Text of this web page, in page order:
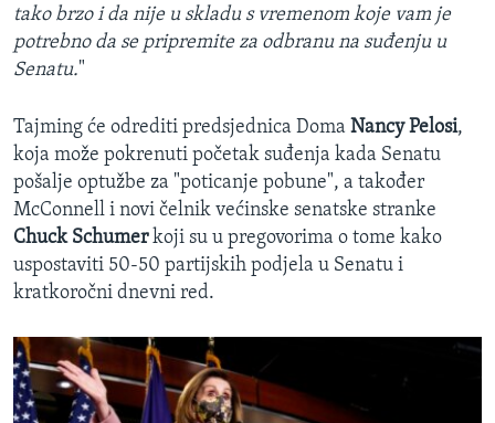
tako brzo i da nije u skladu s vremenom koje vam je
potrebno da se pripremite za odbranu na suđenju u
Senatu."
Tajming će odrediti predsjednica Doma Nancy Pelosi,
koja može pokrenuti početak suđenja kada Senatu
pošalje optužbe za "poticanje pobune", a također
McConnell i novi čelnik većinske senatske stranke
Chuck Schumerkoji su u pregovorima o tome kako
uspostaviti 50-50 partijskih podjela u Senatu i
kratkoročni dnevni red.